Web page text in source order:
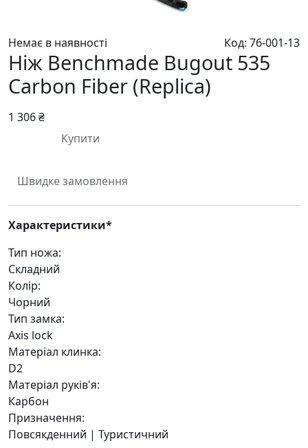
Немає в наявності Код: 76-001-13
Ніж Benchmade Bugout 535
Carbon Fiber (Replica)
1 306 ₴
Купити
Швидке замовлення
Характеристики*
Тип ножа:
Складний
Колір:
Чорний
Тип замка:
Axis lock
Матеріал клинка:
D2
Матеріал руків'я:
Карбон
Призначення:
Повсякденний | Туристичний